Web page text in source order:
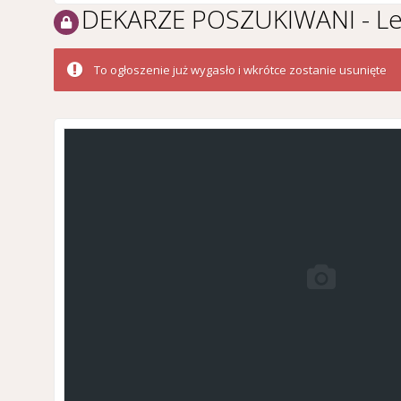
DEKARZE POSZUKIWANI -
To ogłoszenie już wygasło i wkrótce zostanie usunięte